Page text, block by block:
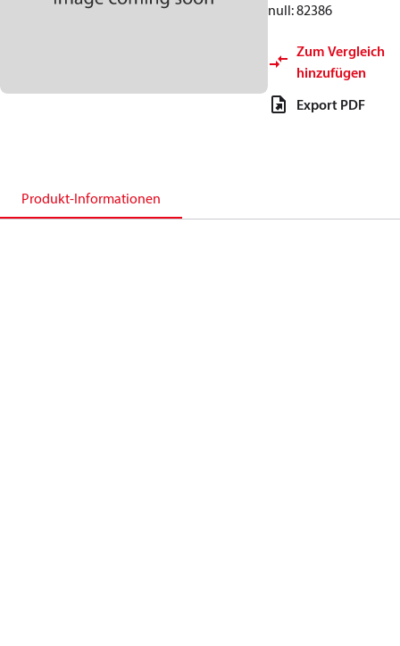
null: 82386
Zum Vergleich
hinzufügen
Export PDF
Produkt-Informationen